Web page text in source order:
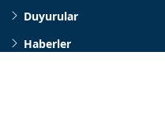
Duyurular
Haberler